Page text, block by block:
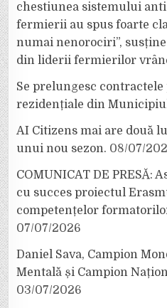
chestiunea sistemului
fermierii au spus foarte
numai nenorociri”,
din liderii fermierilor
Se prelungesc
rezidențiale din
AI Citizens mai are două
unui nou sezon. 08/07/
COMUNICAT DE PRESĂ:
cu succes proiectul
competențelor
07/07/2026
Daniel Sava, Campion
Mentală și Campion
03/07/2026